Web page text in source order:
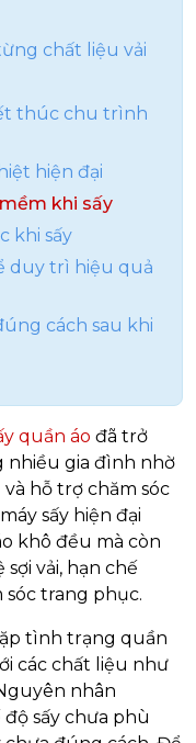
chất liệu vải
thúc chu trình
hiện đại
khi sấy
khi sấy
duy trì hiệu quả
cách sau khi
quần áo đã trở
gia đình nhờ
hỗ trợ chăm sóc
sấy hiện đại
khô đều mà còn
vải, hạn chế
sóc trang phục.
tình trạng quần
các chất liệu như
nhân
sấy chưa phù